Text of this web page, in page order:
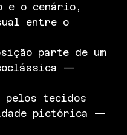
e o cenário,
entre o
parte de um
—
pelos tecidos
pictórica —